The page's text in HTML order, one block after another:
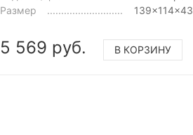
Размер
139x114x43
5 569 руб. В КОРЗИНУ